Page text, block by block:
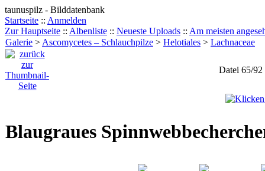
taunuspilz - Bilddatenbank
Startseite :: Anmelden
Zur Hauptseite :: Albenliste :: Neueste Uploads :: Am meisten
Galerie > Ascomycetes – Schlauchpilze > Helotiales > Lachnaceae
Datei 65/92
Blaugraues